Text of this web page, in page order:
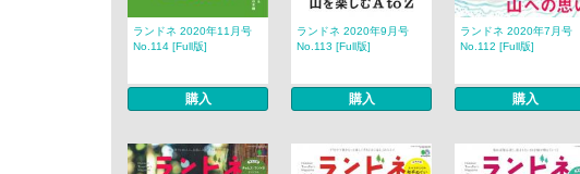
ランドネ 2020年11月号
No.114 [Full版]
購入
ランドネ 2020年9月号
No.113 [Full版]
購入
ランドネ 2020年7月号
No.112 [Full版]
購入